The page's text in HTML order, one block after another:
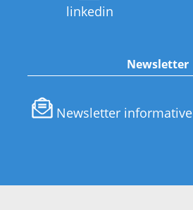
linkedin
Newsletter
Newsletter informative